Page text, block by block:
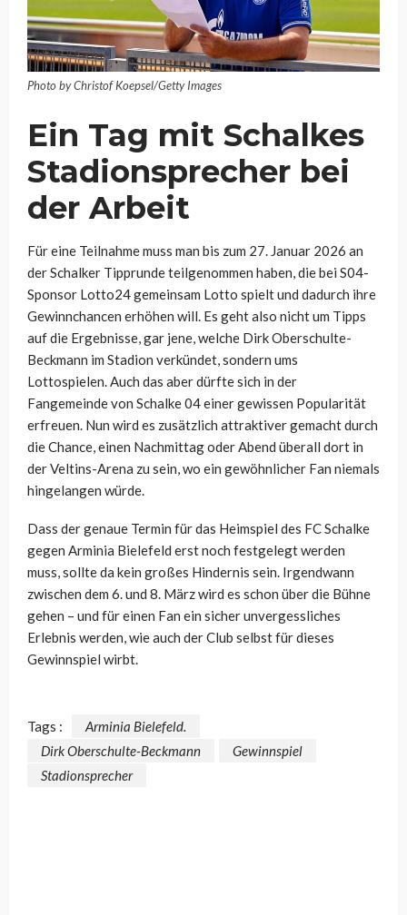
Photo by Christof Koepsel/Getty Images
Ein Tag mit Schalkes
Stadionsprecher bei
der Arbeit
Für eine Teilnahme muss man bis zum 27. Januar 2026 an
der Schalker Tipprunde teilgenommen haben, die bei S04-
Sponsor Lotto24 gemeinsam Lotto spielt und dadurch ihre
Gewinnchancen erhöhen will. Es geht also nicht um Tipps
auf die Ergebnisse, gar jene, welche Dirk Oberschulte-
Beckmann im Stadion verkündet, sondern ums
Lottospielen. Auch das aber dürfte sich in der
Fangemeinde von Schalke 04 einer gewissen Popularität
erfreuen. Nun wird es zusätzlich attraktiver gemacht durch
die Chance, einen Nachmittag oder Abend überall dort in
der Veltins-Arena zu sein, wo ein gewöhnlicher Fan niemals
hingelangen würde.
Dass der genaue Termin für das Heimspiel des FC Schalke
gegen Arminia Bielefeld erst noch festgelegt werden
muss, sollte da kein großes Hindernis sein. Irgendwann
zwischen dem 6. und 8. März wird es schon über die Bühne
gehen – und für einen Fan ein sicher unvergessliches
Erlebnis werden, wie auch der Club selbst für dieses
Gewinnspiel wirbt.
Tags :
Arminia Bielefeld.
Dirk Oberschulte-Beckmann
Gewinnspiel
Stadionsprecher